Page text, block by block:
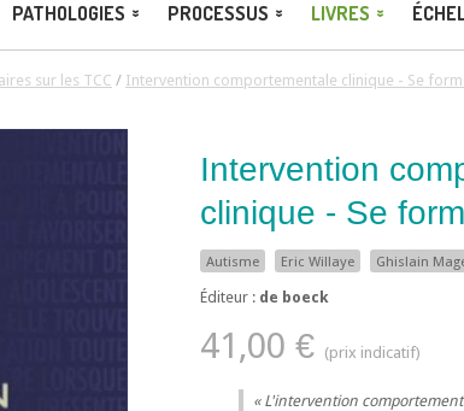
PATHOLOGIES PROCESSUS LIVRES
sur les TCC / Intervention comportementale clinique - Se
Intervention
clinique - Se
Autisme Eric Willaye Ghislain
Éditeur : de boeck
41,00 €
L'intervention